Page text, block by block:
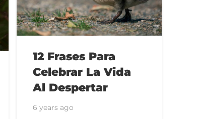
12 Frases Para
Celebrar La Vida
Al Despertar
6 years ago